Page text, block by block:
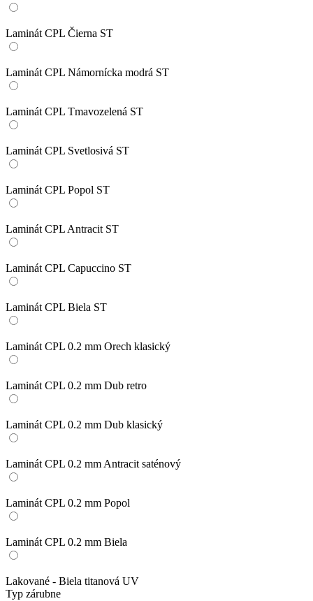
Laminát CPL Čierna ST
Laminát CPL Námornícka modrá ST
Laminát CPL Tmavozelená ST
Laminát CPL Svetlosivá ST
Laminát CPL Popol ST
Laminát CPL Antracit ST
Laminát CPL Capuccino ST
Laminát CPL Biela ST
Laminát CPL 0.2 mm Orech klasický
Laminát CPL 0.2 mm Dub retro
Laminát CPL 0.2 mm Dub klasický
Laminát CPL 0.2 mm Antracit saténový
Laminát CPL 0.2 mm Popol
Laminát CPL 0.2 mm Biela
Lakované - Biela titanová UV
Typ zárubne